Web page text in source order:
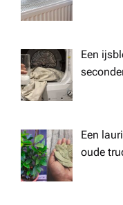
Een
Een
oude